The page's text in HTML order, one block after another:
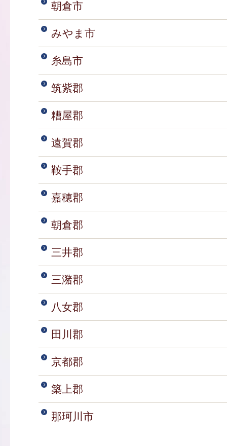
朝倉市
みやま市
糸島市
筑紫郡
糟屋郡
遠賀郡
鞍手郡
嘉穂郡
朝倉郡
三井郡
三潴郡
八女郡
田川郡
京都郡
築上郡
那珂川市